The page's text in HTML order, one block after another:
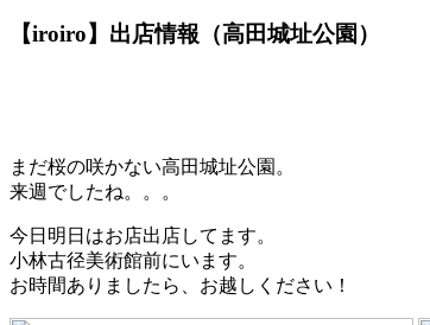
【iroiro】出店情報（高田城址公園）
まだ桜の咲かない高田城址公園。
来週でしたね。。。
今日明日はお店出店してます。
小林古径美術館前にいます。
お時間ありましたら、お越しください！